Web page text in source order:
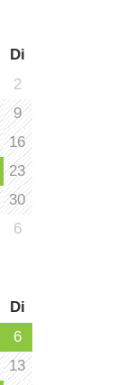
Di
2
9
16
23
30
6
Di
6
13